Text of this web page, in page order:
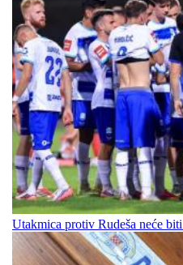
Utakmica protiv Rudeša neće